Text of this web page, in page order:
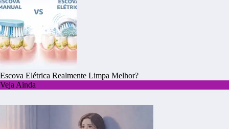
Escova Elétrica Realmente Limpa Melhor?
Veja Ainda